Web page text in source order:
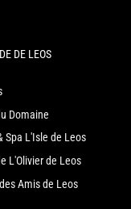
DE LEOS
Domaine
Spa L'Isle de Leos
L'Olivier de Leos
Amis de Leos